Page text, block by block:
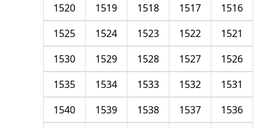
1516
1517
1518
1519
1520
1521
1522
1523
1524
1525
1526
1527
1528
1529
1530
1531
1532
1533
1534
1535
1536
1537
1538
1539
1540